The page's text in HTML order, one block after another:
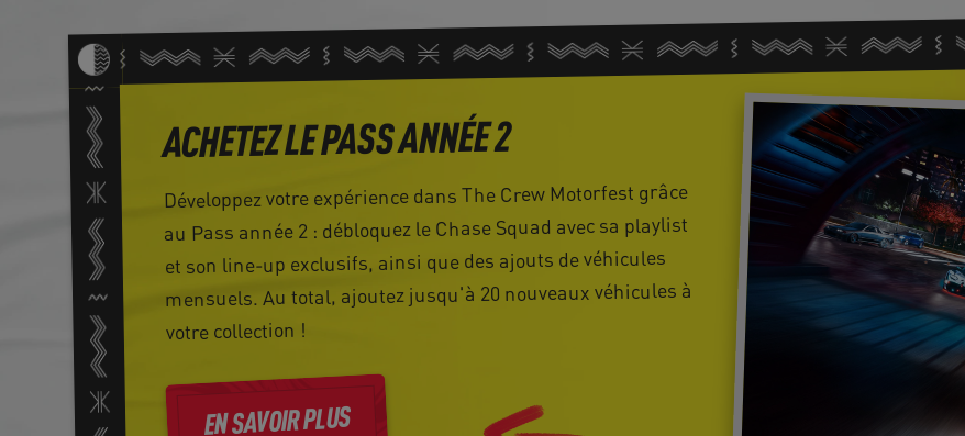
ACHETEZ LE PASS ANNÉE 2
Développez votre expérience dans The Crew Motorfest grâce
au Pass année 2 : débloquez le Chase Squad avec sa playlist
et son line-up exclusifs, ainsi que des ajouts de véhicules
mensuels. Au total, ajoutez jusqu'à 20 nouveaux véhicules à
votre collection !
EN SAVOIR PLUS